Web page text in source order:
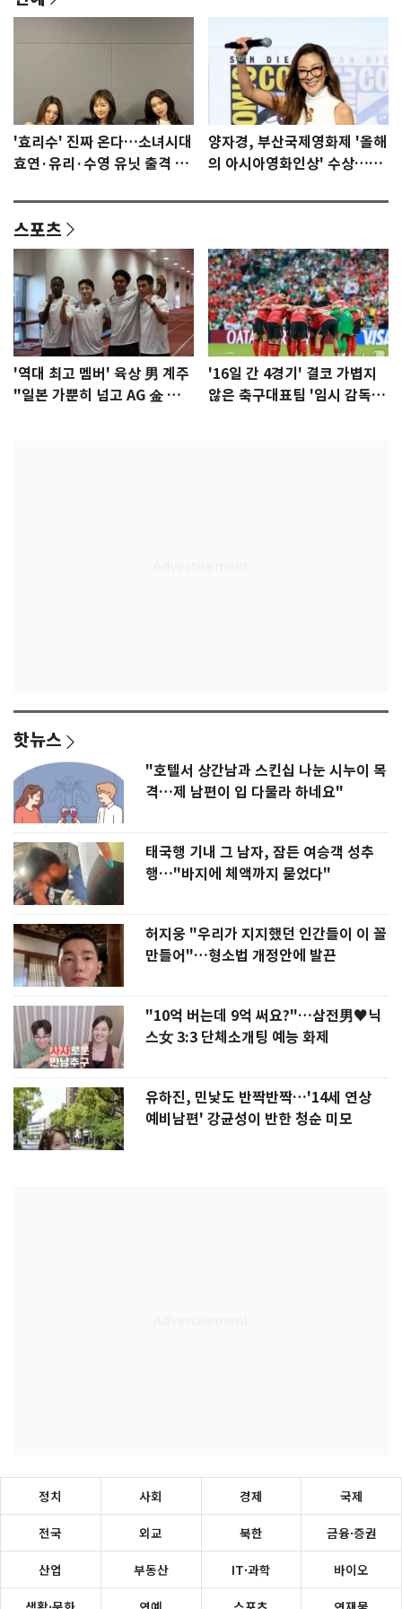
'효리수' 진짜 온다…소녀시대
효연·유리·수영 유닛 출격 [N
양자경, 부산국제영화제 '올해
의 아시아영화인상' 수상…15
스포츠
'역대 최고 멤버' 육상 男 계주
"일본 가뿐히 넘고 AG 金 따겠
'16일 간 4경기' 결코 가볍지
않은 축구대표팀 '임시 감독'
핫뉴스
"호텔서 상간남과 스킨십 나눈 시누이 목
격…제 남편이 입 다물라 하네요"
태국행 기내 그 남자, 잠든 여승객 성추
행…"바지에 체액까지 묻었다"
허지웅 "우리가 지지했던 인간들이 이 꼴
만들어"…형소법 개정안에 발끈
"10억 버는데 9억 써요?"…삼전男♥닉
스女 3:3 단체소개팅 예능 화제
유하진, 민낯도 반짝반짝…'14세 연상
예비남편' 강균성이 반한 청순 미모
정치 사회 경제 국제
전국 외교 북한 금융·증권
산업 부동산 IT·과학 바이오